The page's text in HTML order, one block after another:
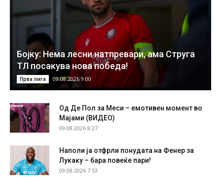
Бојку: Нема лесни натпревари, ама Струга
ТЛ посакува нова победа!
Прва лига 09.08.2026 9:00
Од Де Пол за Меси – емотивен момент во
Мајами (ВИДЕО)
09.08.2026 8:27
Наполи ја отфрли понудата на Фенер за
Лукаку – бара повеќе пари!
09.08.2026 7:53